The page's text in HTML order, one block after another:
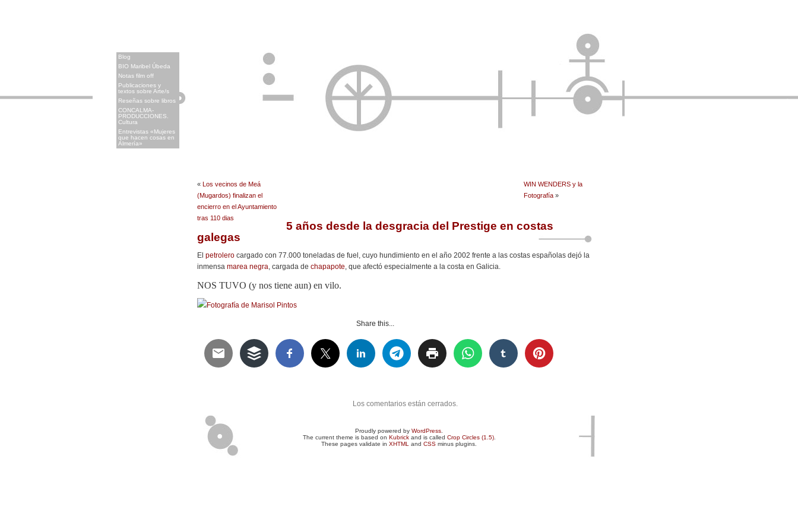
Blog
BIO Maribel Úbeda
Notas film off
Publicaciones y
textos sobre Arte/s
Reseñas sobre libros
CONCALMA-
PRODUCCIONES.
Cultura
Entrevistas «Mujeres
que hacen cosas en
Almería»
« Los vecinos de Meá
(Mugardos) finalizan el
encierro en el Ayuntamiento
tras 110 dias
WIN WENDERS y la
Fotografía »
5 años desde la desgracia del Prestige en costas
galegas
El petrolero cargado con 77.000 toneladas de fuel, cuyo hundimiento en el año 2002 frente a las costas españolas dejó la
inmensa marea negra , cargada de chapapote , que afectó especialmente a la costa en Galicia.
NOS TUVO (y nos tiene aun) en vilo.
Fotografía de Marisol Pintos
Share this...
Los comentarios están cerrados.
Proudly powered by WordPress
The current theme is based on Kubrickand is called Crop Circles (1.5).
These pages validate in XHTML and CSS minus plugins.